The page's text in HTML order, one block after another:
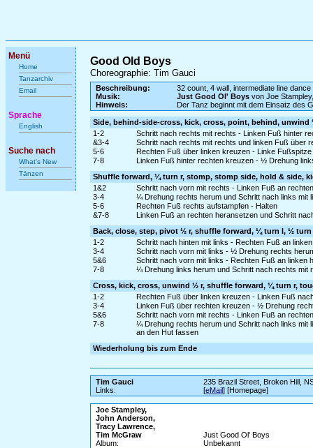
Menü
Home
Tanzarchiv
Email
Sprache
English
Suche nach
What's New
Tänzen
Good Old Boys
Choreographie: Tim Gauci
Beschreibung:
32 count, 4 wall, intermediate line dance
Musik:
Just Good Ol' Boysvon Joe
Hinweis:
Der Tanz beginnt mit dem Einsatz des
Side, behind-side-cross, kick, cross, point, behind, unwind
1-2
Schritt nach rechts mit rechts - Linken Fuß hinter
&3-4
Schritt nach rechts mit rechts und linken Fuß über
5-6
Rechten Fuß über linken kreuzen - Linke Fußspitze
7-8
Linken Fuß hinter rechten kreuzen - ½ Drehung
Shuffle forward, ¼ turn r, stomp, stomp side, hold & side,
1&2
Schritt nach vorn mit rechts - Linken Fuß an
3-4
¼ Drehung rechts herum und Schritt nach links mit
5-6
Rechten Fuß rechts aufstampfen - Halten
&7-8
Linken Fuß an rechten heransetzen und Schritt
Back, close, step, pivot ½ r, shuffle forward, ¼ turn l, ½ turn
1-2
Schritt nach hinten mit links - Rechten Fuß an
3-4
Schritt nach vorn mit links - ½ Drehung rechts
5&6
Schritt nach vorn mit links - Rechten Fuß an linken
7-8
¼ Drehung links herum und Schritt nach rechts
Cross, kick, cross, unwind ½ r, shuffle forward, ¼ turn r,
1-2
Rechten Fuß über linken kreuzen - Linken Fuß
3-4
Linken Fuß über rechten kreuzen - ½ Drehung
5&6
Schritt nach vorn mit rechts - Linken Fuß an
7-8
¼ Drehung rechts herum und Schritt nach links mit
an den Hut fassen
Wiederholung bis zum Ende
Tim Gauci
235 Brazil Street, Broken Hill,
Links:
[eMail] [Homepage]
Joe Stampley,
John Anderson,
Tracy Lawrence,
Tim McGraw
Just Good Ol' Boys
Album:
Unbekannt